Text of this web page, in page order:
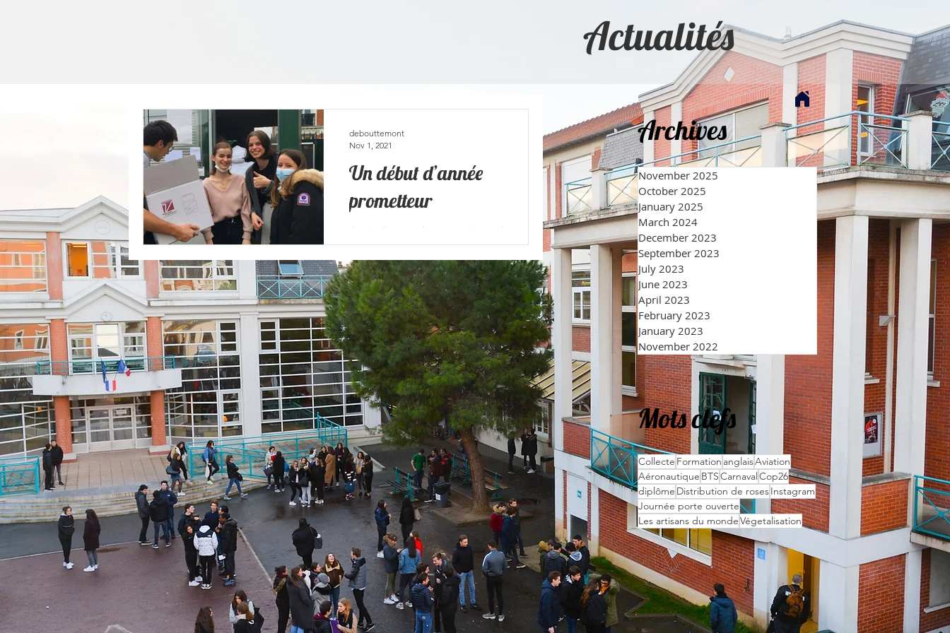
Actualités
Un début d’année
prometteur
Après 2 mois d’une année scolaire
ENFIN presque normale, nous pouvons
dresser un bilan qui permet de se
projeter avec sérénité. Depuis...
debouttemont
Nov 1, 2021
Archives
November 2025
October 2025
January 2025
March 2024
December 2023
September 2023
July 2023
June 2023
April 2023
February 2023
January 2023
November 2022
Mots clefs
Collecte Formation anglaisAviation
Aéronautique BTSCarnavalCop26
diplôme Distribution de rosesInstagram
Journée porte ouverte
Les artisans du mondeVégetalisation